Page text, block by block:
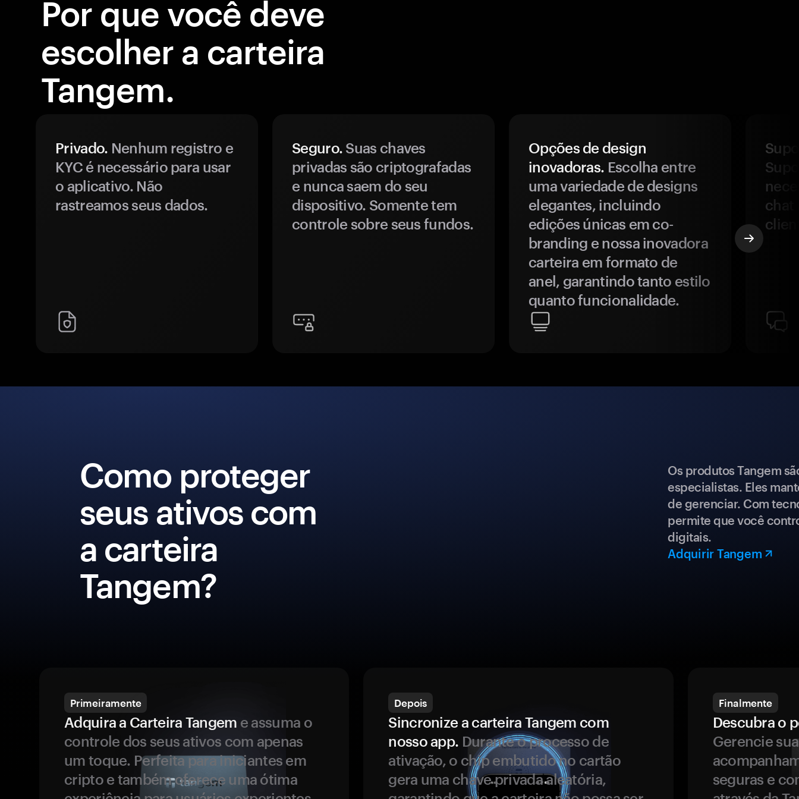
Por que você deve
escolher a carteira
Tangem.
Privado. Nenhum registro e
KYC é necessário para usar
o aplicativo. Não
rastreamos seus dados.
Seguro. Suas chaves
privadas são criptografadas
e nunca saem do seu
dispositivo. Somente tem
controle sobre seus fundos.
Opções de design
inovadoras. Escolha entre
uma variedade de designs
elegantes, incluindo
edições únicas em co-
branding e nossa inovadora
carteira em formato de
anel, garantindo tanto estilo
quanto funcionalidade.
chat
Como proteger
seus ativos com
a carteira
Tangem?
Os produtos Tangem
especialistas. Eles
de gerenciar. Com
permite que você
digitais.
Adquirir Tangem
Primeiramente
Adquira a Carteira Tangem e assuma o
controle dos seus ativos com apenas
um toque. Perfeita para iniciantes em
cripto e também oferece uma ótima
Depois
Sincronize a carteira Tangem com
nosso app. Durante o processo de
ativação, o chip embutido no cartão
gera uma chave privada aleatória,
Finalmente
Descubra o
Gerencie
seguras e